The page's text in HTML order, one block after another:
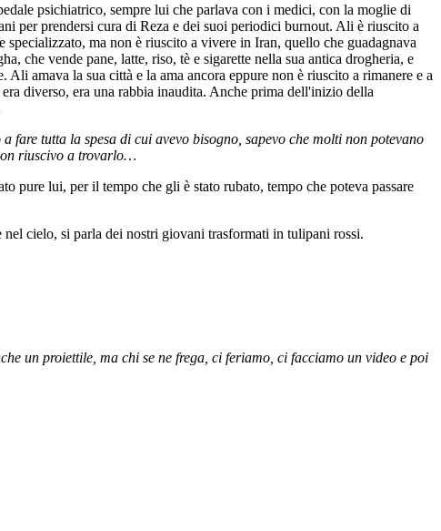
psichiatrico, sempre lui che parlava con i medici, con la moglie di
per prendersi cura di Reza e dei suoi periodici burnout. Ali è riuscito a
ma non è riuscito a vivere in Iran, quello che guadagnava
che vende pane, latte, riso, tè e sigarette nella sua antica drogheria, e
amava la sua città e la ama ancora eppure non è riuscito a rimanere e a
diverso, era una rabbia inaudita. Anche prima dell'inizio della
tutta la spesa di cui avevo bisogno, sapevo che molti non potevano
riuscivo a trovarlo…
pure lui, per il tempo che gli è stato rubato, tempo che poteva passare
cielo, si parla dei nostri giovani trasformati in tulipani rossi.
un proiettile, ma chi se ne frega, ci feriamo, ci facciamo un video e poi